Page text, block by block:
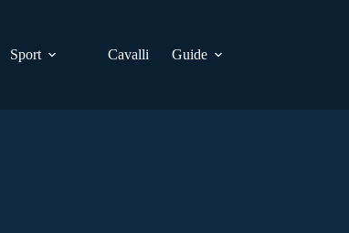
Sport Cavalli Guide